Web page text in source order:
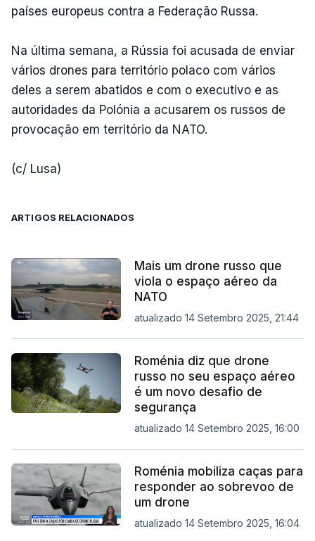
países europeus contra a Federação Russa.
Na última semana, a Rússia foi acusada de enviar
vários drones para território polaco com vários
deles a serem abatidos e com o executivo e as
autoridades da Polónia a acusarem os russos de
provocação em território da NATO.
(c/ Lusa)
ARTIGOS RELACIONADOS
Mais um drone russo que
viola o espaço aéreo da
NATO
atualizado 14 Setembro 2025, 21:44
Roménia diz que drone
russo no seu espaço aéreo
é um novo desafio de
segurança
atualizado 14 Setembro 2025, 16:00
Roménia mobiliza caças para
responder ao sobrevoo de
um drone
atualizado 14 Setembro 2025, 16:04